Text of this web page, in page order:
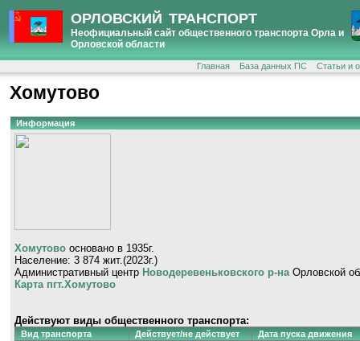
ОРЛОВСКИЙ ТРАНСПОРТ
Неофициальный сайт общественного транспорта Орла и
Орловской области
Главная База данных ПС Статьи и
Хомутово
Информация
Хомутово основано в 1935г.
Население: 3 874 жит.(2023г.)
Административный центр Новодеревеньковского р-на Орловской
Карта пгт.Хомутово
Действуют виды общественного транспорта:
Вид транспорта Действует/не действует Дата пуска движения